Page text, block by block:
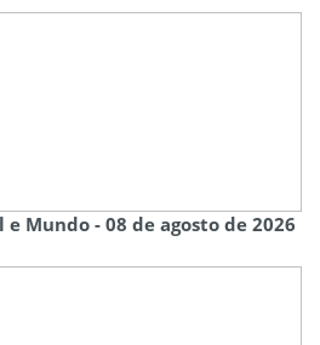
Mundo - 08 de agosto de 2026